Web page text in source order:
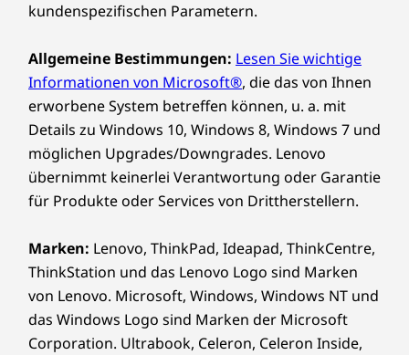
kundenspezifischen Parametern.
Allgemeine Bestimmungen: Lesen Sie wichtige
Informationen von Microsoft®, die das von Ihnen
erworbene System betreffen können, u. a. mit
Details zu Windows 10, Windows 8, Windows 7 und
möglichen Upgrades/Downgrades. Lenovo
übernimmt keinerlei Verantwortung oder Garantie
für Produkte oder Services von Drittherstellern.
Marken: Lenovo, ThinkPad, Ideapad, ThinkCentre,
ThinkStation und das Lenovo Logo sind Marken
von Lenovo. Microsoft, Windows, Windows NT und
das Windows Logo sind Marken der Microsoft
Corporation. Ultrabook, Celeron, Celeron Inside,